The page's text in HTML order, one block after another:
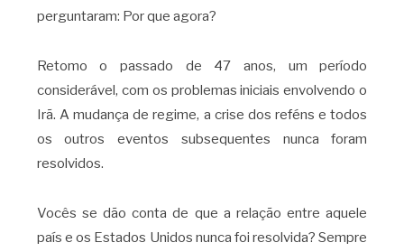
perguntaram: Por que agora?
Retomo o passado de 47 anos, um período
considerável, com os problemas iniciais envolvendo o
Irã. A mudança de regime, a crise dos reféns e todos
os outros eventos subsequentes nunca foram
resolvidos.
Vocês se dão conta de que a relação entre aquele
país e os Estados Unidos nunca foi resolvida? Sempre